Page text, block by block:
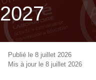
2027
Publié le 8 juillet 2026
Mis à jour le 8 juillet 2026